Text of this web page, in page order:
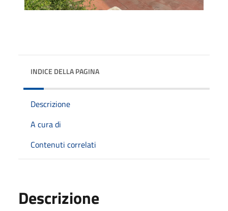
INDICE DELLA PAGINA
Descrizione
A cura di
Contenuti correlati
Descrizione